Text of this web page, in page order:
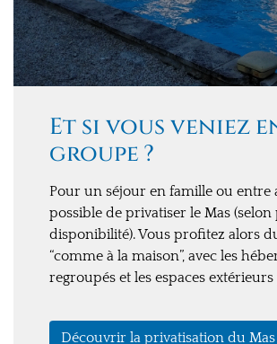
Et si vous veniez
groupe ?
Pour un séjour en famille ou entre
possible de privatiser le Mas (selon
disponibilité). Vous profitez alors
“comme à la maison”, avec les
regroupés et les espaces
Découvrir la privatisation du Mas